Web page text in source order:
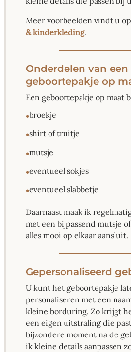
Meer voorbeelden vindt u
& kinderkleding.
Onderdelen van een
geboortepakje op
Een geboortepakje op maat
•broekje
•shirt of truitje
•mutsje
•eventueel sokjes
•eventueel slabbetje
Daarnaast maak ik
met een bijpassend mutsje
alles mooi op elkaar aansluit.
Gepersonaliseerd
U kunt het geboortepakje
personaliseren met een
kleine borduring. Zo krijgt
een eigen uitstraling die
bijzondere moment na de
ik kleine details aanpassen